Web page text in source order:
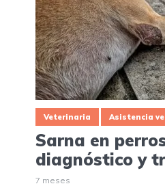
Veterinaria Asistencia
Sarna en
diagnóstico y
7 meses